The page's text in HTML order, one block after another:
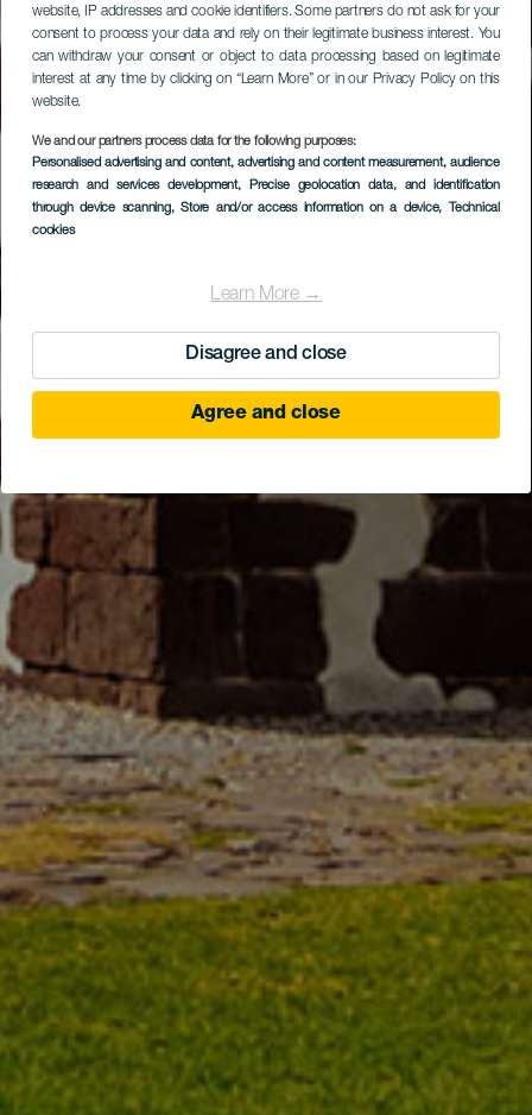
website, IP addresses and cookie identifiers. Some partners do not ask for your
consent to process your data and rely on their legitimate business interest. You
can withdraw your consent or object to data processing based on legitimate
interest at any time by clicking on “Learn More” or in our Privacy Policy on this
website.
We and our partners process data for the following purposes:
Personalised advertising and content, advertising and content measurement, audience
research and services development, Precise geolocation data, and identification
through device scanning, Store and/or access information on a device, Technical
cookies
Learn More →
Disagree and close
Agree and close